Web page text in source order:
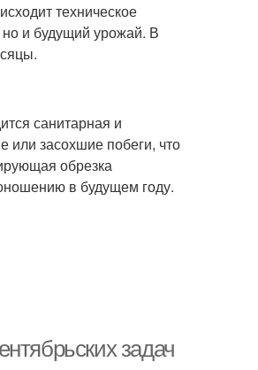
техническое
но и будущий урожай. В
санитарная и
засохшие побеги, что
обрезка
в будущем году.
задач